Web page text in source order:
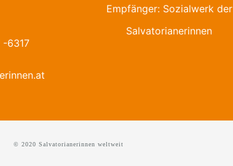
-6317
Empfänger: Sozialwerk der
Salvatorianerinnen
© 2020 Salvatorianerinnen weltweit